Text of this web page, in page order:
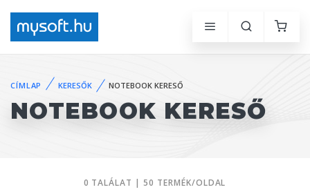
CÍMLAP KERESŐK NOTEBOOK KERESŐ
NOTEBOOK KERESŐ
0 TALÁLAT | 50 TERMÉK/OLDAL